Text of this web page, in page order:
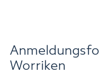
Worriken